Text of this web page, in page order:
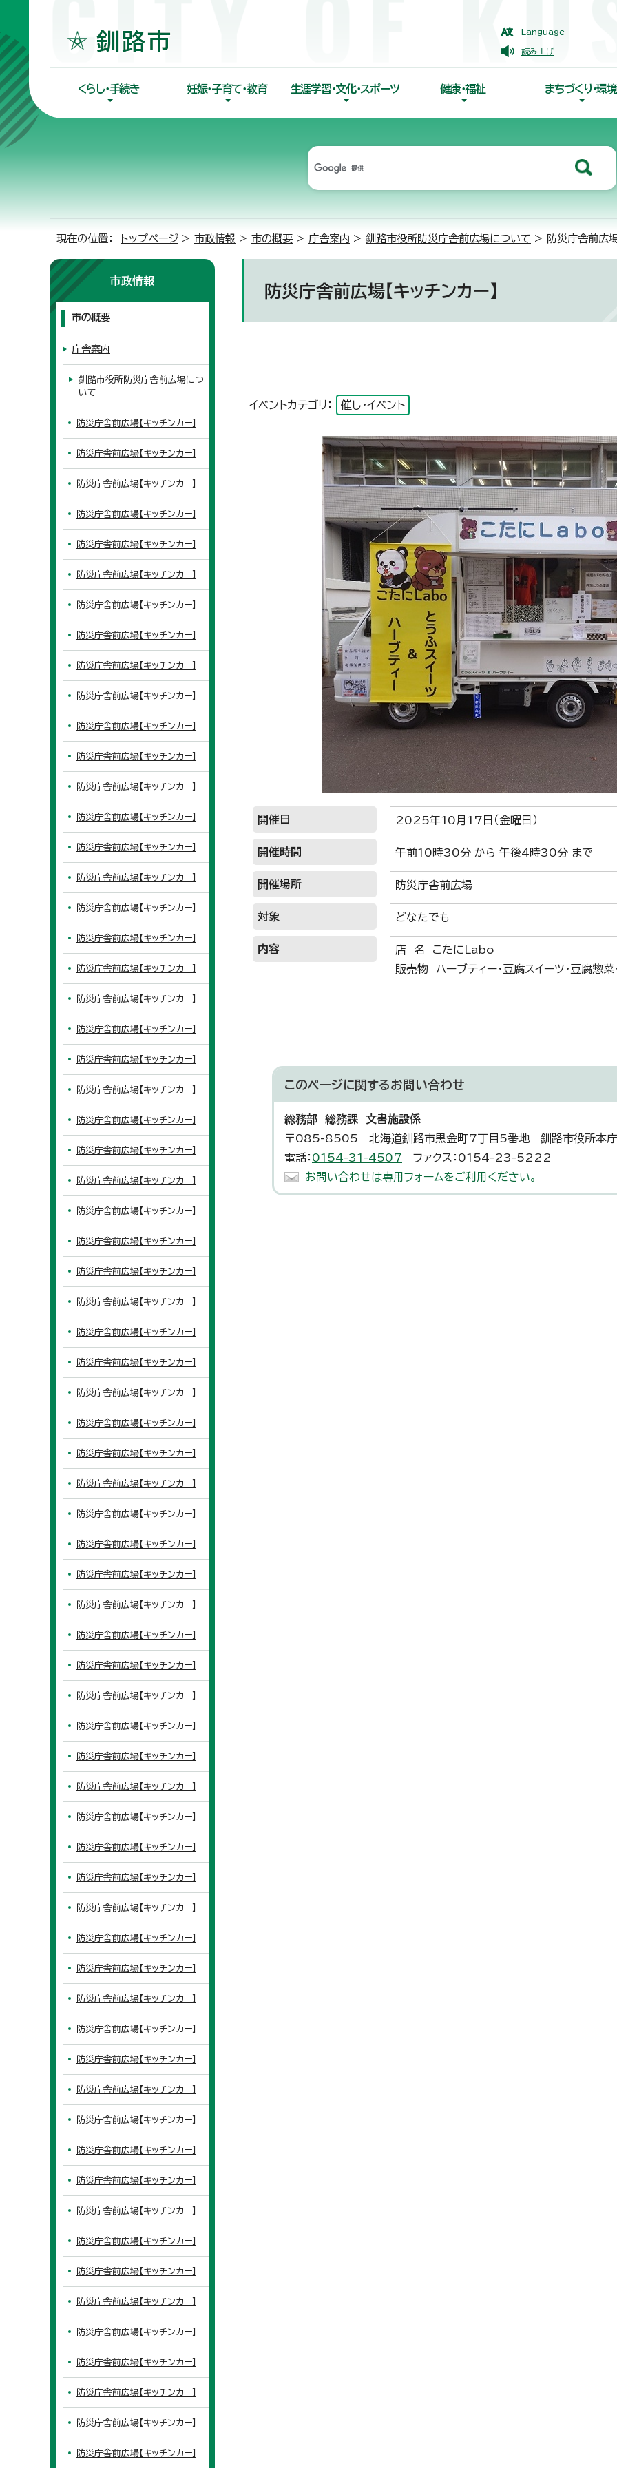
Language
読み上げ
くらし・手続き 妊娠・子育て・教育 生涯学習・文化・スポーツ 健康・福祉 まちづくり・環境
現在の位置： トップページ > 市政情報 > 市の概要 > 庁舎案内 > 釧路市役所防災庁舎前広場について > 防災庁舎前広場
防災庁舎前広場【キッチンカー】
イベントカテゴリ： 催し・イベント
開催日 2025年10月17日（金曜日）
開催時間 午前10時30分 から 午後4時30分 まで
開催場所 防災庁舎前広場
対象 どなたでも
内容
店 名 こたにLabo
販売物 ハーブティー・豆腐スイーツ・豆腐惣菜
このページに関するお問い合わせ
総務部 総務課 文書施設係
〒085-8505 北海道釧路市黒金町7丁目5番地 釧路市役所本
電話： 0154-31-4507 ファクス：0154-23-5222
お問い合わせは専用フォームをご利用ください。
市政情報
市の概要
庁舎案内
釧路市役所防災庁舎前広場につ
いて
防災庁舎前広場【キッチンカー】
防災庁舎前広場【キッチンカー】
防災庁舎前広場【キッチンカー】
防災庁舎前広場【キッチンカー】
防災庁舎前広場【キッチンカー】
防災庁舎前広場【キッチンカー】
防災庁舎前広場【キッチンカー】
防災庁舎前広場【キッチンカー】
防災庁舎前広場【キッチンカー】
防災庁舎前広場【キッチンカー】
防災庁舎前広場【キッチンカー】
防災庁舎前広場【キッチンカー】
防災庁舎前広場【キッチンカー】
防災庁舎前広場【キッチンカー】
防災庁舎前広場【キッチンカー】
防災庁舎前広場【キッチンカー】
防災庁舎前広場【キッチンカー】
防災庁舎前広場【キッチンカー】
防災庁舎前広場【キッチンカー】
防災庁舎前広場【キッチンカー】
防災庁舎前広場【キッチンカー】
防災庁舎前広場【キッチンカー】
防災庁舎前広場【キッチンカー】
防災庁舎前広場【キッチンカー】
防災庁舎前広場【キッチンカー】
防災庁舎前広場【キッチンカー】
防災庁舎前広場【キッチンカー】
防災庁舎前広場【キッチンカー】
防災庁舎前広場【キッチンカー】
防災庁舎前広場【キッチンカー】
防災庁舎前広場【キッチンカー】
防災庁舎前広場【キッチンカー】
防災庁舎前広場【キッチンカー】
防災庁舎前広場【キッチンカー】
防災庁舎前広場【キッチンカー】
防災庁舎前広場【キッチンカー】
防災庁舎前広場【キッチンカー】
防災庁舎前広場【キッチンカー】
防災庁舎前広場【キッチンカー】
防災庁舎前広場【キッチンカー】
防災庁舎前広場【キッチンカー】
防災庁舎前広場【キッチンカー】
防災庁舎前広場【キッチンカー】
防災庁舎前広場【キッチンカー】
防災庁舎前広場【キッチンカー】
防災庁舎前広場【キッチンカー】
防災庁舎前広場【キッチンカー】
防災庁舎前広場【キッチンカー】
防災庁舎前広場【キッチンカー】
防災庁舎前広場【キッチンカー】
防災庁舎前広場【キッチンカー】
防災庁舎前広場【キッチンカー】
防災庁舎前広場【キッチンカー】
防災庁舎前広場【キッチンカー】
防災庁舎前広場【キッチンカー】
防災庁舎前広場【キッチンカー】
防災庁舎前広場【キッチンカー】
防災庁舎前広場【キッチンカー】
防災庁舎前広場【キッチンカー】
防災庁舎前広場【キッチンカー】
防災庁舎前広場【キッチンカー】
防災庁舎前広場【キッチンカー】
防災庁舎前広場【キッチンカー】
防災庁舎前広場【キッチンカー】
防災庁舎前広場【キッチンカー】
防災庁舎前広場【キッチンカー】
防災庁舎前広場【キッチンカー】
防災庁舎前広場【キッチンカー】